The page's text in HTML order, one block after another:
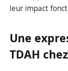
leur impact
Une
TDAH